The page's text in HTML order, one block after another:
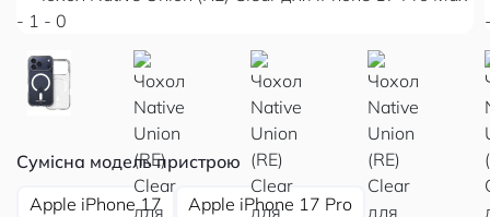
Сумісна модель пристрою
Apple iPhone 17
Apple iPhone 17 Pro